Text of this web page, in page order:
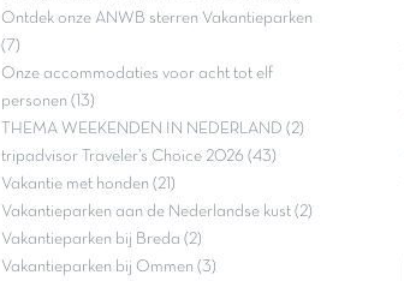
Ontdek onze ANWB sterren Vakantieparken
(7)
Onze accommodaties voor acht tot elf
personen (13)
THEMA WEEKENDEN IN NEDERLAND (2)
tripadvisor Traveler’s Choice 2026 (43)
Vakantie met honden (21)
Vakantieparken aan de Nederlandse kust (2)
Vakantieparken bij Breda (2)
Vakantieparken bij Ommen (3)